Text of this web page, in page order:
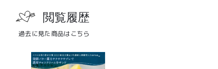
閲覧履歴
過去に見た商品はこちら